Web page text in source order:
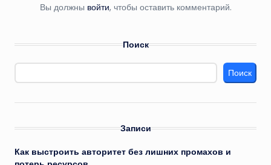
Вы должны войти, чтобы оставить комментарий.
Поиск
Поиск
Записи
Как выстроить авторитет без лишних промахов и